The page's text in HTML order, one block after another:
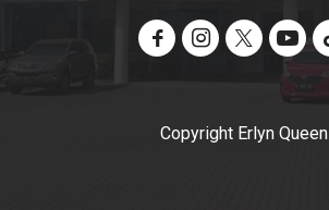
Copyright Erlyn Queen